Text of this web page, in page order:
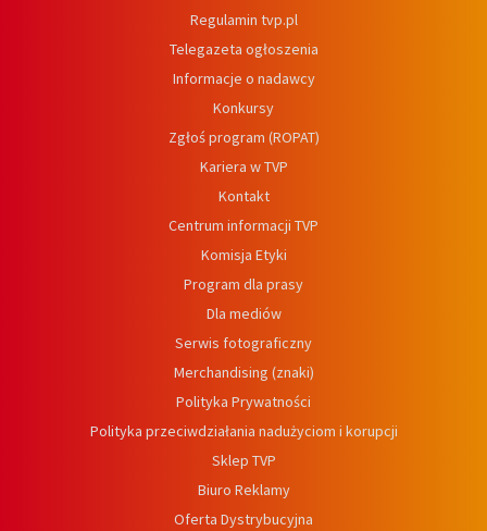
Regulamin tvp.pl
Telegazeta ogłoszenia
Informacje o nadawcy
Konkursy
Zgłoś program (ROPAT)
Kariera w TVP
Kontakt
Centrum informacji TVP
Komisja Etyki
Program dla prasy
Dla mediów
Serwis fotograficzny
Merchandising (znaki)
Polityka Prywatności
Polityka przeciwdziałania nadużyciom i korupcji
Sklep TVP
Biuro Reklamy
Oferta Dystrybucyjna